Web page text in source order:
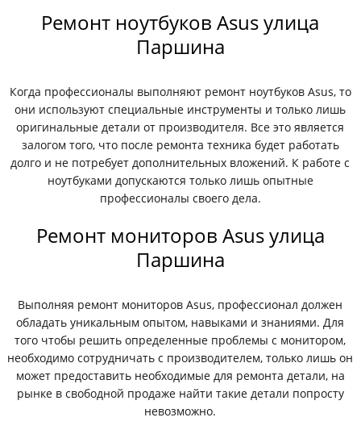
Ремонт ноутбуков Asus улица
Паршина
Когда профессионалы выполняют ремонт ноутбуков Asus, то
они используют специальные инструменты и только лишь
оригинальные детали от производителя. Все это является
залогом того, что после ремонта техника будет работать
долго и не потребует дополнительных вложений. К работе с
ноутбуками допускаются только лишь опытные
профессионалы своего дела.
Ремонт мониторов Asus улица
Паршина
Выполняя ремонт мониторов Asus, профессионал должен
обладать уникальным опытом, навыками и знаниями. Для
того чтобы решить определенные проблемы с монитором,
необходимо сотрудничать с производителем, только лишь он
может предоставить необходимые для ремонта детали, на
рынке в свободной продаже найти такие детали попросту
невозможно.